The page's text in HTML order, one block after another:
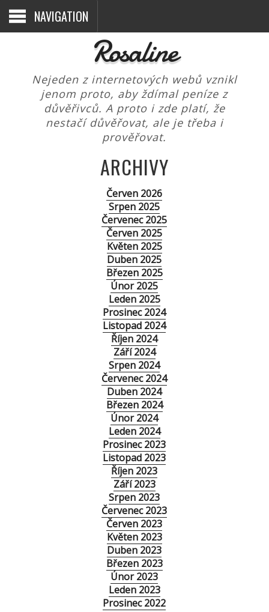
NAVIGATION
Rosaline
Nejeden z internetových webů vznikl
jenom proto, aby ždímal peníze z
důvěřivců. A proto i zde platí, že
nestačí důvěřovat, ale je třeba i
prověřovat.
ARCHIVY
Červen 2026
Srpen 2025
Červenec 2025
Červen 2025
Květen 2025
Duben 2025
Březen 2025
Únor 2025
Leden 2025
Prosinec 2024
Listopad 2024
Říjen 2024
Září 2024
Srpen 2024
Červenec 2024
Duben 2024
Březen 2024
Únor 2024
Leden 2024
Prosinec 2023
Listopad 2023
Říjen 2023
Září 2023
Srpen 2023
Červenec 2023
Červen 2023
Květen 2023
Duben 2023
Březen 2023
Únor 2023
Leden 2023
Prosinec 2022